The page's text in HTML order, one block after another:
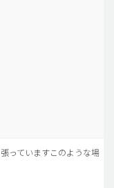
っていますこのような場